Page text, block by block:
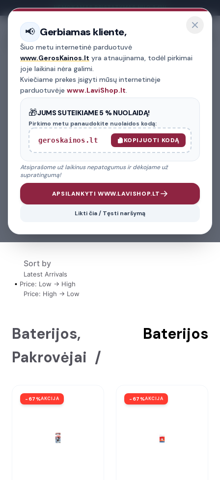
📢 Gerbiamas kliente,
Šiuo metu internetinė parduotuvė
www.GerosKainos.lt yra atnaujinama, todėl pirkimai
joje laikinai nėra galimi.
Kviečiame prekes įsigyti mūsų internetinėje
parduotuvėje www.LaviShop.lt.
🎁JUMS SUTEIKIAME 5 % NUOLAIDĄ!
Pirkimo metu panaudokite nuolaidos kodą:
geroskainos.lt KOPIJUOTI KODĄ
Atsiprašome už laikinus nepatogumus ir dėkojame už
supratingumą!
APSILANKYTI WWW.LAVISHOP.LT
Likti čia / Tęsti naršymą
NEMOKAMAS PRISTATYMAS NUO 24H!
GREITA PAIEŠKA
PREKIŲ FILTRAS
02
AUTOMOBILIO MARKĖ
03
MODELIS
FILTRUOTI PREKES
Sort by
Latest Arrivals
Price: Low -> High
Price: High -> Low
Baterijos,
Pakrovėjai /
Baterijos
- 67 %AKCIJA - 67 %AKCIJA